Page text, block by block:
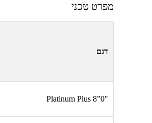
מפרט טכני
דגם
Platinum Plus 8”0″